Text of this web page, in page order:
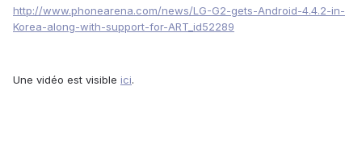
http://www.phonearena.com/news/LG-G2-gets-Android-4.4.2-in-
Korea-along-with-support-for-ART_id52289
Une vidéo est visible ici.